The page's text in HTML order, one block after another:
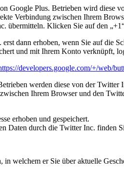
Google Plus. Betrieben wird
Verbindung zwischen Ihrem
übermitteln. Klicken Sie auf den
dann erhoben, wenn Sie auf
und mit Ihrem Konto verknüpft,
developers.google.com/+/web/
werden diese von der
Ihrem Browser und den
erhoben und gespeichert.
Daten durch die Twitter Inc. finden
in welchem er Sie über aktuelle